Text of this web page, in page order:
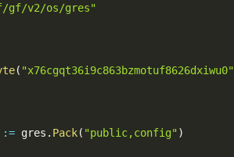
gf/v2/os/gres"
( "x76cgqt36i9c863bzmotuf8626dxiwu0"
:= gres . Pack( "public,config")